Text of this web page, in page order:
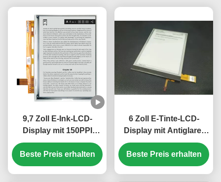
9,7 Zoll E-Ink-LCD-
Display mit 150PPI
Auflösung und
1200×825 Pixelformat
Beste Preis erhalten
6 Zoll E-Tinte-LCD-
Display mit Antiglare-
Hardcoating und
Originalversion EPD-
Panel
Beste Preis erhalten